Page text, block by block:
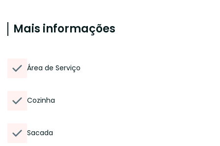
Mais informações
Área de Serviço
Cozinha
Sacada